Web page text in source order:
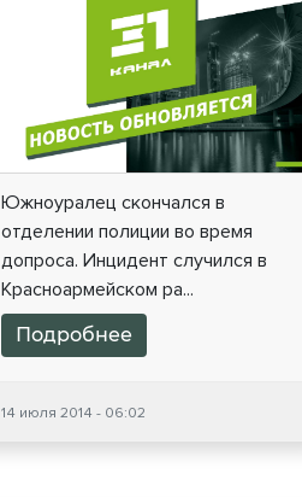
Южноуралец скончался в
отделении полиции во время
допроса. Инцидент случился в
Красноармейском ра...
Подробнее
14 июля 2014 - 06:02